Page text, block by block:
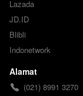
Lazada
JD.ID
Blibli
Indonetwork
Alamat
(021) 8991 3270